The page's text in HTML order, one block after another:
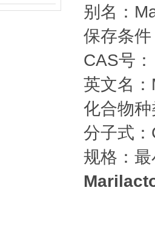
别名：
保存条
CAS号
英文名
化合物
分子式
规格：